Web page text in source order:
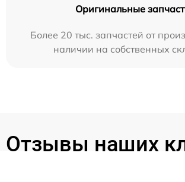
Оригинальные
Более 20 тыс. запчастей от
наличии на собственных
Отзывы наших